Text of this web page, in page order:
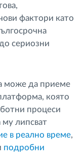
фактори като
сериозни
може да приеме
която
процеси
липсват
в реално време,
подробни